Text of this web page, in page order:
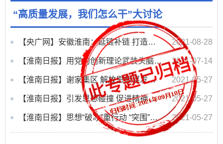
“高质量发展，我们怎么干”大讨论
2021-08-28
【央广网】安徽淮南：延链补链 打造锚固产业集群
2021-07-14
【淮南日报】用党的创新理论武装头脑推动工作
2021-05-27
【淮南日报】谢家集区 解放思想谋发展凝心聚力促转型
2021-05-27
【淮南日报】引发思想碰撞 促进精神升华 激发干事热情——各县区“高质量发展，我们怎么干”大讨...
2021-05-27
【淮南日报】思想“破冰”重行动 “突围”之路在脚下——全市“高质量发展，我们怎么干”大讨论...